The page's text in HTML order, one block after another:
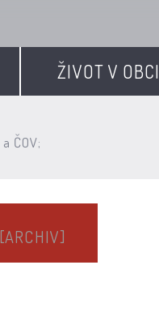
ŽIVOT V OBCI
ČOV;
[ARCHIV]